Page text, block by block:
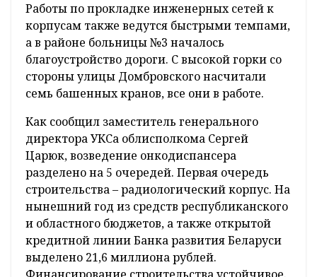
Работы по прокладке инженерных сетей к
корпусам также ведутся быстрыми темпами,
а в районе больницы №3 началось
благоустройство дороги. С высокой горки со
стороны улицы Домбровского насчитали
семь башенных кранов, все они в работе.
Как сообщил заместитель генерального
директора УКСа облисполкома Сергей
Царюк, возведение онкодиспансера
разделено на 5 очередей. Первая очередь
строительства – радиологический корпус. На
нынешний год из средств республиканского
и областного бюджетов, а также открытой
кредитной линии Банка развития Беларуси
выделено 21,6 миллиона рублей.